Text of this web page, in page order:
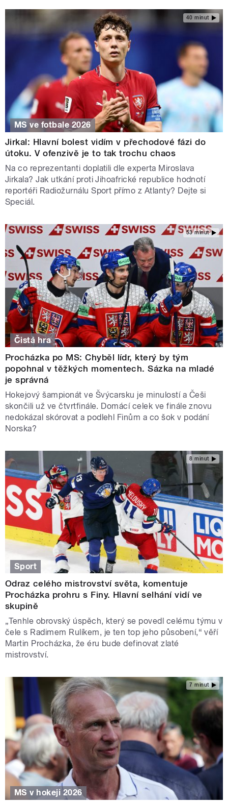
40 minut
MS ve fotbale 2026
Jirkal: Hlavní bolest vidím v přechodové fázi do
útoku. V ofenzivě je to tak trochu chaos
Na co reprezentanti doplatili dle experta Miroslava
Jirkala? Jak utkání proti Jihoafrické republice hodnotí
reportéři Radiožurnálu Sport přímo z Atlanty? Dejte si
Speciál.
53 minut
Čistá hra
Procházka po MS: Chyběl lídr, který by tým
popohnal v těžkých momentech. Sázka na mladé
je správná
Hokejový šampionát ve Švýcarsku je minulostí a Češi
skončili už ve čtvrtfinále. Domácí celek ve finále znovu
nedokázal skórovat a podlehl Finům a co šok v podání
Norska?
8 minut
Sport
Odraz celého mistrovství světa, komentuje
Procházka prohru s Finy. Hlavní selhání vidí ve
skupině
„Tenhle obrovský úspěch, který se povedl celému týmu v
čele s Radimem Rulíkem, je ten top jeho působení,“ věří
Martin Procházka, že éru bude definovat zlaté
mistrovství.
7 minut
MS v hokeji 2026